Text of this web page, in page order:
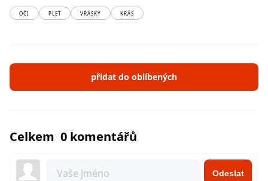
OČI PLEŤ VRÁSKY KRÁS
přidat do oblíbených
Celkem 0 komentářů
Odeslat